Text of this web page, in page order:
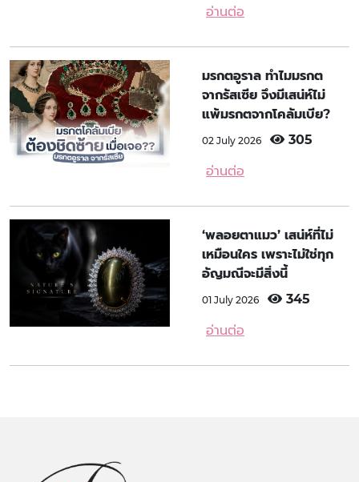
อ่านต่อ
มรกตอูราล ทำไมมรกต
จากรัสเซีย จึงมีเสน่ห์ไม่
แพ้มรกตจากโคลัมเบีย?
02 July 2026 305
อ่านต่อ
‘พลอยตาแมว’ เสน่ห์ที่ไม่
เหมือนใคร เพราะไม่ใช่ทุก
อัญมณีจะมีสิ่งนี้
01 July 2026 345
อ่านต่อ